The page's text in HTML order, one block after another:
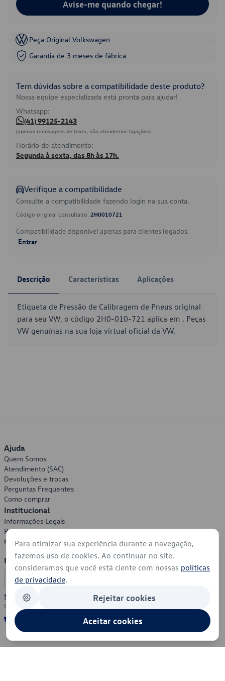
Avise-me quando chegar!
Peça Original Volkswagen
Garantia de 3 meses de fábrica
Tem dúvidas sobre a compatibilidade deste produto?
Nossa equipe especializada está pronta para ajudar!
Whatsapp:
(41) 99125-2143
(apenas mensagens de texto, não atendemos ligações)
Horário de atendimento:
Segunda à sexta, das 8h às 17h.
Verifique a compatibilidade
Consulte a compatibilidade fazendo login na sua conta.
Código original consultado: 2H0010721
Compatibilidade disponível apenas para clientes logados.
Entrar
Descrição Características Aplicações
Etiqueta de Pressão de Calibragem de Pneus original
para seu VW, o código 2H0-010-721 aplica em . Peças
VW genuínas na sua loja virtual oficial da VW.
Ajuda
Quem Somos
Atendimento (SAC)
Devoluções e trocas
Perguntas Frequentes
Como comprar
Institucional
Informações Legais
Política de Privacidade
Política de Cookies
Formas de Pagamento
Segurança
Para otimizar sua experiência durante a navegação,
fazemos uso de cookies. Ao continuar no site,
consideramos que você está ciente com nossas políticas
de privacidade.
Rejeitar cookies
Aceitar cookies